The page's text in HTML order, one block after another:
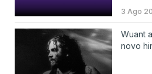
3 Ago
Wuant
novo